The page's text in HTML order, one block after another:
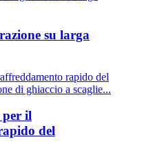
su larga
per il
del